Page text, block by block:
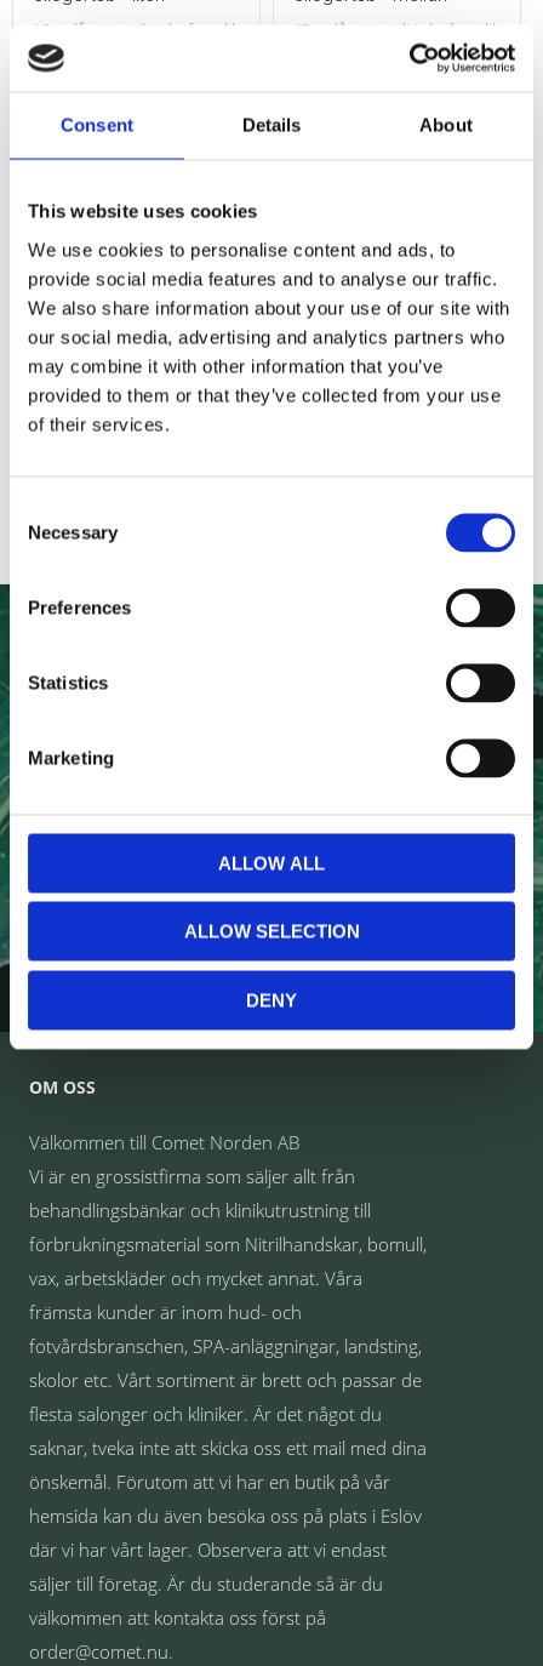
Consent Details About
This website uses cookies
We use cookies to personalise content and ads, to
provide social media features and to analyse our traffic.
We also share information about your use of our site with
our social media, advertising and analytics partners who
may combine it with other information that you’ve
provided to them or that they’ve collected from your use
of their services.
Selection
Necessary
Preferences
Statistics
Marketing
ALLOW ALL
ALLOW SELECTION
DENY
Du
15cm långt textilt tubofoamliknande rör, invändigt klätt med silikongel.
15cm långt textilt
Dina personuppgifter behandlas i enlighet med vårintegritetspolicy.
OM OSS
Välkommen till Comet Norden AB
Vi är en grossistfirma som säljer allt från
behandlingsbänkar och klinikutrustning till
förbrukningsmaterial som Nitrilhandskar, bomull,
vax, arbetskläder och mycket annat. Våra
främsta kunder är inom hud- och
fotvårdsbranschen, SPA-anläggningar, landsting,
skolor etc. Vårt sortiment är brett och passar de
flesta salonger och kliniker. Är det något du
saknar, tveka inte att skicka oss ett mail med dina
önskemål. Förutom att vi har en butik på vår
hemsida kan du även besöka oss på plats i Eslöv
där vi har vårt lager. Observera att vi endast
säljer till företag. Är du studerande så är du
välkommen att kontakta oss först på
order@comet.nu.